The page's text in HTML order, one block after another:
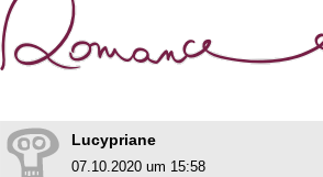
Lucypriane
07.10.2020 um 15:58